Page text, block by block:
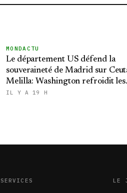
MONDACTU
Le département US défend la
souveraineté de Madrid sur
Melilla: Washington refroidit les
ambitions expansionnistes du
IL Y A 19 H
SERVICES LE